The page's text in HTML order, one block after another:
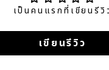
เป็นคนแรกที่เขียนรีวิ
เขียนรีวิว